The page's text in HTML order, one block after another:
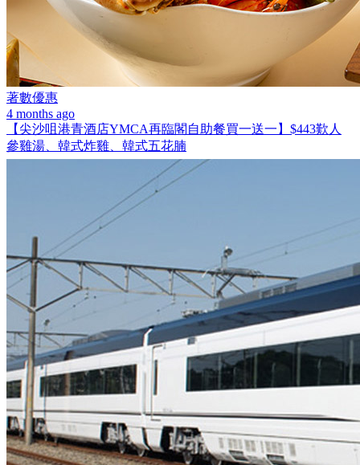
著數優惠
4 months ago
【尖沙咀港青酒店YMCA再臨閣自助餐買一送一】$443歎人
參雞湯、韓式炸雞、韓式五花腩